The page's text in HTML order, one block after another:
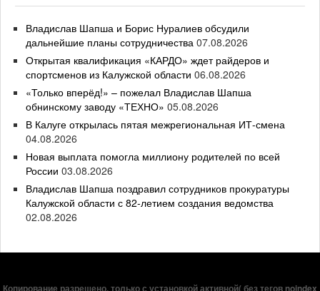
Владислав Шапша и Борис Нуралиев обсудили
дальнейшие планы сотрудничества 07.08.2026
Открытая квалификация «КАРДО» ждет райдеров и
спортсменов из Калужской области 06.08.2026
«Только вперёд!» – пожелал Владислав Шапша
обнинскому заводу «ТЕХНО» 05.08.2026
В Калуге открылась пятая межрегиональная ИТ-смена
04.08.2026
Новая выплата помогла миллиону родителей по всей
России 03.08.2026
Владислав Шапша поздравил сотрудников прокуратуры
Калужской области с 82-летием создания ведомства
02.08.2026
Копирование разрешено, только с установкой активной( без тегов noindex